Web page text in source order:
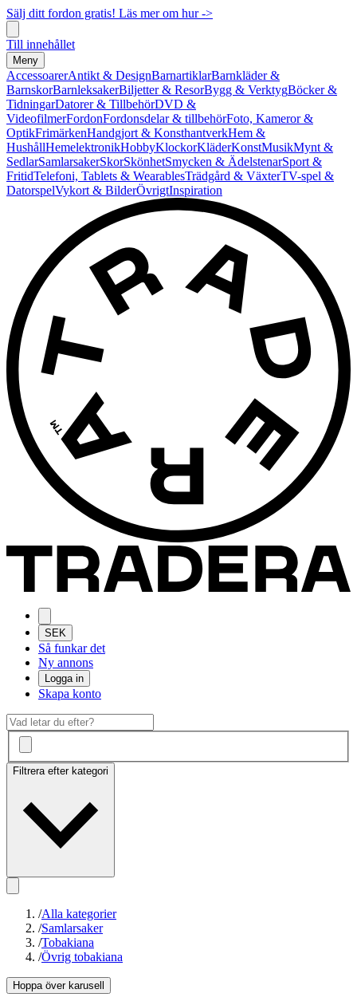
Sälj ditt fordon gratis! Läs mer om hur ->
Till innehållet
Meny
AccessoarerAntikt & DesignBarnartiklarBarnkläder &
BarnskorBarnleksakerBiljetter & ResorBygg & VerktygBöcker &
TidningarDatorer & TillbehörDVD &
VideofilmerFordonFordonsdelar & tillbehörFoto, Kameror &
OptikFrimärkenHandgjort & KonsthantverkHem &
HushållHemelektronikHobbyKlockorKläderKonstMusikMynt &
SedlarSamlarsakerSkorSkönhetSmycken & ÄdelstenarSport &
FritidTelefoni, Tablets & WearablesTrädgård & VäxterTV-spel &
DatorspelVykort & BilderÖvrigtInspiration
SEK
Så funkar det
Ny annons
Logga in
Skapa konto
Filtrera efter kategori
/Alla kategorier
/Samlarsaker
/Tobakiana
/Övrig tobakiana
Hoppa över karusell